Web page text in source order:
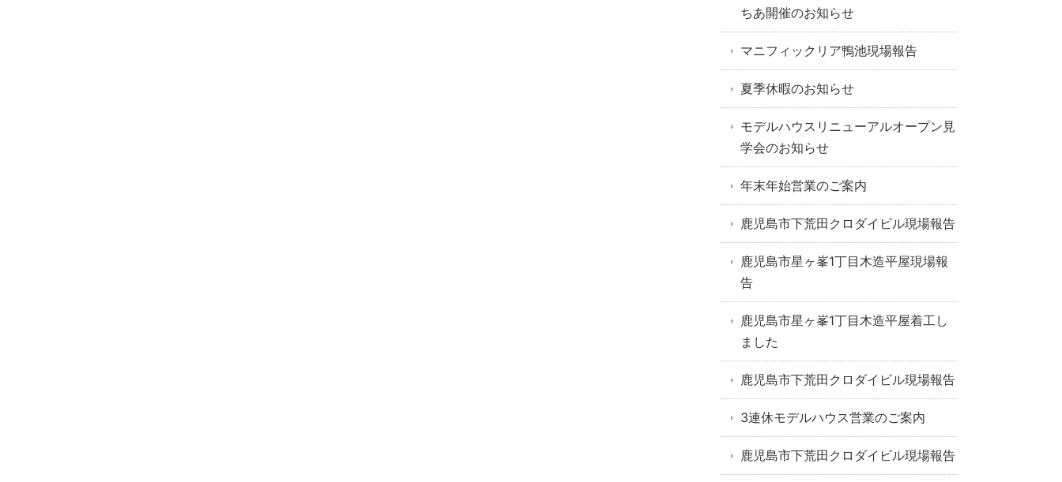
ちあ開催のお知らせ
マニフィックリア鴨池現場報告
夏季休暇のお知らせ
モデルハウスリニューアルオープン見
学会のお知らせ
年末年始営業のご案内
鹿児島市下荒田クロダイビル現場報告
鹿児島市星ヶ峯1丁目木造平屋現場報
告
鹿児島市星ヶ峯1丁目木造平屋着工し
ました
鹿児島市下荒田クロダイビル現場報告
3連休モデルハウス営業のご案内
鹿児島市下荒田クロダイビル現場報告